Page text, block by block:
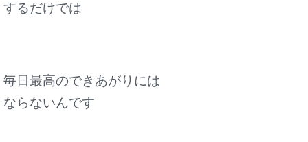
するだけでは
毎日最高のできあがりには
ならないんです